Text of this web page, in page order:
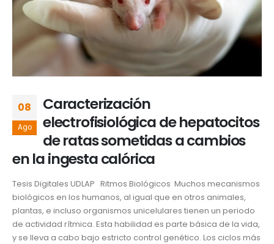
08
Ago
Caracterización
electrofisiológica de hepatocitos
de ratas sometidas a cambios
en la ingesta calórica
Tesis Digitales UDLAP Ritmos Biológicos Muchos mecanismos
biológicos en los humanos, al igual que en otros animales,
plantas, e incluso organismos unicelulares tienen un periodo
de actividad rítmica. Esta habilidad es parte básica de la vida,
y se lleva a cabo bajo estricto control genético. Los ciclos más